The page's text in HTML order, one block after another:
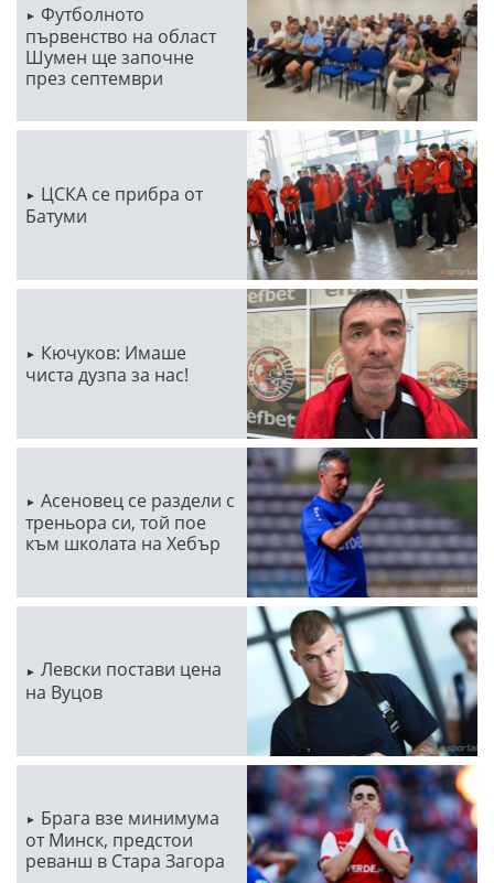
Футболното
първенство на област
Шумен ще започне
през септември
ЦСКА се прибра от
Батуми
Кючуков: Имаше
чиста дузпа за нас!
Асеновец се раздели с
треньора си, той пое
към школата на Хебър
Левски постави цена
на Вуцов
Брага взе минимума
от Минск, предстои
реванш в Стара Загора